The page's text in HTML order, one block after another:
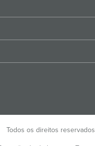
Todos os direitos reservados